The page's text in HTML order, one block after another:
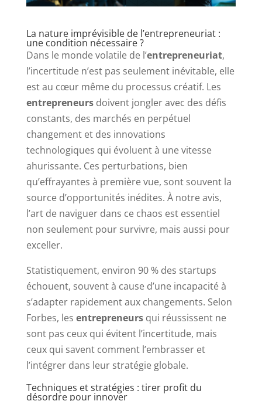
La nature imprévisible de l’entrepreneuriat :
une condition nécessaire ?
Dans le monde volatile de l’entrepreneuriat,
l’incertitude n’est pas seulement inévitable, elle
est au cœur même du processus créatif. Les
entrepreneursdoivent jongler avec des défis
constants, des marchés en perpétuel
changement et des innovations
technologiques qui évoluent à une vitesse
ahurissante. Ces perturbations, bien
qu’effrayantes à première vue, sont souvent la
source d’opportunités inédites. À notre avis,
l’art de naviguer dans ce chaos est essentiel
non seulement pour survivre, mais aussi pour
exceller.
Statistiquement, environ 90 % des startups
échouent, souvent à cause d’une incapacité à
s’adapter rapidement aux changements. Selon
Forbes, les entrepreneursqui réussissent ne
sont pas ceux qui évitent l’incertitude, mais
ceux qui savent comment l’embrasser et
l’intégrer dans leur stratégie globale.
Techniques et stratégies : tirer profit du
désordre pour innover